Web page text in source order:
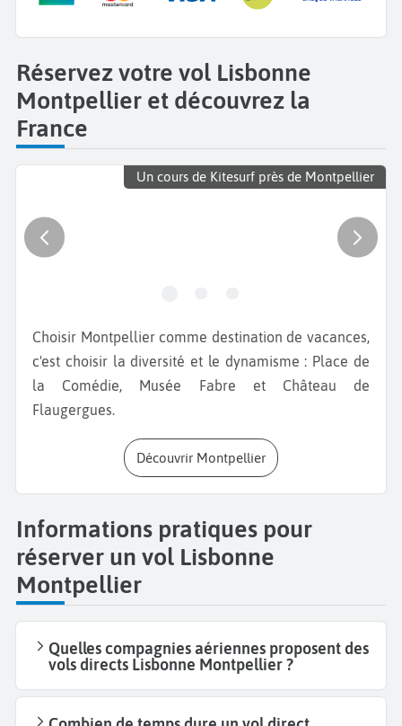
Réservez votre vol Lisbonne
Montpellier et découvrez la
France
Un cours de Kitesurf près de Montpellier
Choisir Montpellier comme destination de vacances,
c'est choisir la diversité et le dynamisme : Place de
la Comédie, Musée Fabre et Château de
Flaugergues.
Découvrir Montpellier
Informations pratiques pour
réserver un vol Lisbonne
Montpellier
Quelles compagnies aériennes proposent des
vols directs Lisbonne Montpellier ?